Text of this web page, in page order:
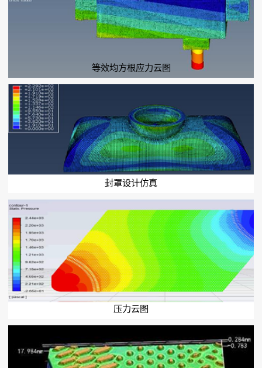
等效均方根应力云图
封罩设计仿真
压力云图